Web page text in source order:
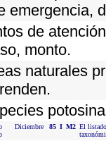
emergencia,
de
monto.
naturales
Diciembre 85 I M2 El